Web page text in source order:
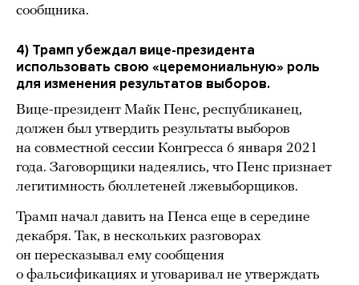
сообщника.
4) Трамп убеждал вице-президента
использовать свою «церемониальную» роль
для изменения результатов выборов.
Вице-президент Майк Пенс, республиканец,
должен был утвердить результаты выборов
на совместной сессии Конгресса 6 января 2021
года. Заговорщики надеялись, что Пенс признает
легитимность бюллетеней лжевыборщиков.
Трамп начал давить на Пенса еще в середине
декабря. Так, в нескольких разговорах
он пересказывал ему сообщения
о фальсификациях и уговаривал не утверждать